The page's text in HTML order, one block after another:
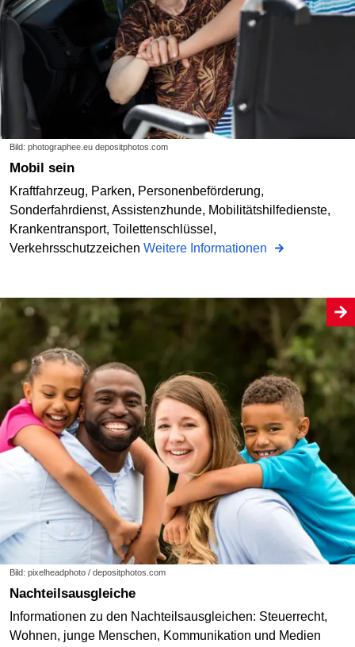
Bild: photographee.eu depositphotos.com
Mobil sein
Kraftfahrzeug, Parken, Personenbeförderung,
Sonderfahrdienst, Assistenzhunde, Mobilitätshilfedienste,
Krankentransport, Toilettenschlüssel,
Verkehrsschutzzeichen Weitere Informationen
Bild: pixelheadphoto / depositphotos.com
Nachteilsausgleiche
Informationen zu den Nachteilsausgleichen: Steuerrecht,
Wohnen, junge Menschen, Kommunikation und Medien